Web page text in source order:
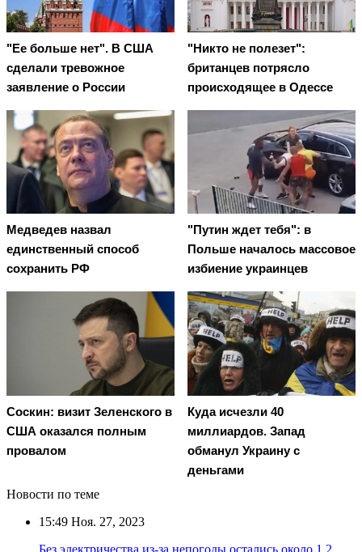
"Ее больше нет". В США
сделали тревожное
заявление о России
"Никто не полезет":
британцев потрясло
происходящее в Одессе
Медведев назвал
единственный способ
сохранить РФ
"Путин ждет тебя": в
Польше началось массовое
избиение украинцев
Соскин: визит Зеленского в
США оказался полным
провалом
Куда исчезли 40
миллиардов. Запад
обманул Украину с
деньгами
Новости по теме
15:49 Ноя. 27, 2023
Без электричества из-за непогоды остались около 1,2